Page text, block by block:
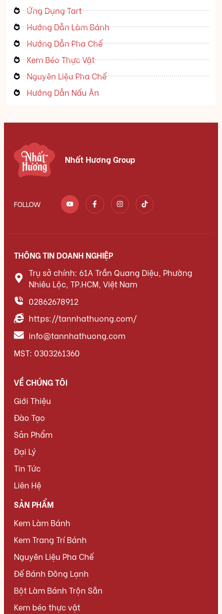
Ứng Dụng Tart
Hướng Dẫn Làm Bánh
Hướng Dẫn Pha Chế
Kem Béo Thực Vật
Nguyên Liệu Pha Chế
Hướng Dẫn Nấu Ăn
Nhất Hương Group
FOLLOW
THÔNG TIN DOANH NGHIỆP
Trụ sở chính: 61A Trần Quang Diệu, Phường
Nhiêu Lộc, TP.HCM, Việt Nam
02862678912
https://tannhathuong.com/
info@tannhathuong.com
MST: 0303261360
VỀ CHÚNG TÔI
Giới Thiệu
Đào Tạo
Sản Phẩm
Đại Lý
Tin Tức
Liên Hệ
SẢN PHẨM
Kem Làm Bánh
Kem Trang Trí Bánh
Nguyên Liệu Pha Chế
Đế Bánh Đông Lạnh
Bột Làm Bánh Trộn Sẵn
Kem béo thực vật